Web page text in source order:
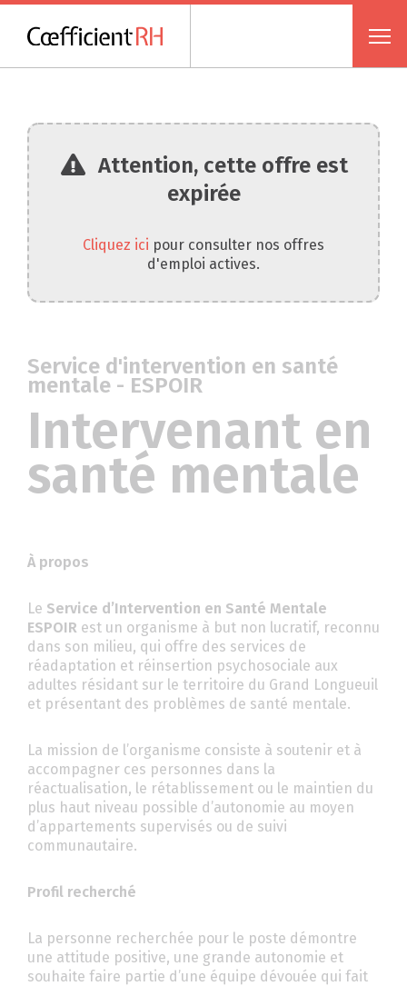
Attention, cette offre est
expirée
Cliquez ici pour consulter nos offres
d'emploi actives.
Service d'intervention en santé
mentale - ESPOIR
Intervenant en
santé mentale
À propos
Le Service d’Intervention en Santé Mentale
ESPOIR est un organisme à but non lucratif, reconnu
dans son milieu, qui offre des services de
réadaptation et réinsertion psychosociale aux
adultes résidant sur le territoire du Grand Longueuil
et présentant des problèmes de santé mentale.
La mission de l’organisme consiste à soutenir et à
accompagner ces personnes dans la
réactualisation, le rétablissement ou le maintien du
plus haut niveau possible d’autonomie au moyen
d’appartements supervisés ou de suivi
communautaire.
Profil recherché
La personne recherchée pour le poste démontre
une attitude positive, une grande autonomie et
souhaite faire partie d’une équipe dévouée qui fait